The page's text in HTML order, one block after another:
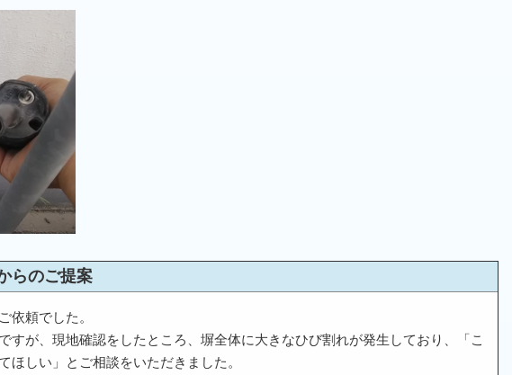
らのご提案
依頼でした。
すが、現地確認をしたところ、塀全体に大きなひび割れが発生しており、「こ
しい」とご相談をいただきました。